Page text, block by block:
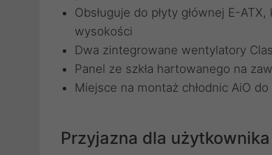
Obsługuje do płyty głównej E-
wysokości
Dwa zintegrowane wentylatory
Panel ze szkła hartowanego na
Miejsce na montaż chłodnic AiO
Przyjazna dla użytkownika